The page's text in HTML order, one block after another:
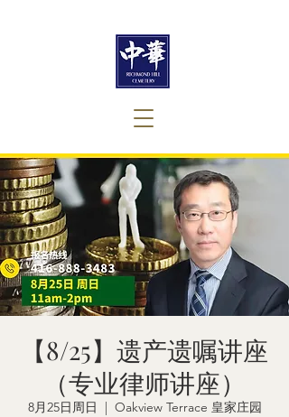
【8/25】遗产遗嘱讲座
（专业律师讲座）
8月25日周日
Oakview Terrace 皇家庄园